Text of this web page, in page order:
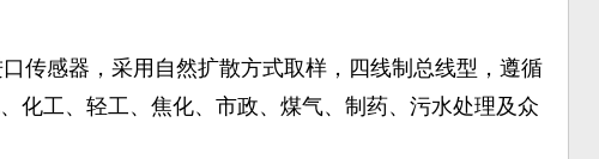
传感器，采用自然扩散方式取样，四线制总线型，遵循
化工、轻工、焦化、市政、煤气、制药、污水处理及众